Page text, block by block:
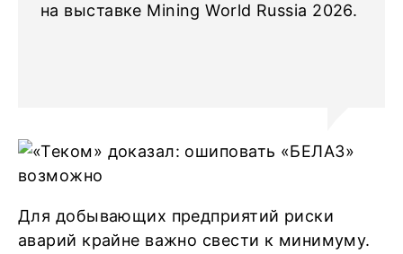
на выставке Mining World Russia 2026.
Для добывающих предприятий риски
аварий крайне важно свести к минимуму.